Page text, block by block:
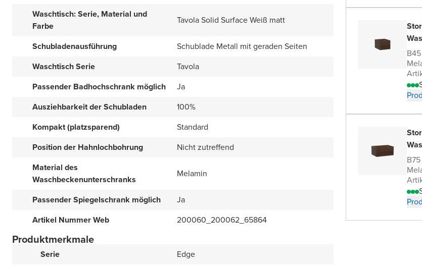
Waschtisch: Serie, Material und
Farbe
Tavola Solid Surface Weiß matt
Schubladenausführung
Schublade Metall mit geraden Seiten
Waschtisch Serie
Tavola
Passender Badhochschrank möglich
Ja
Ausziehbarkeit der Schubladen
100%
Kompakt (platzsparend)
Standard
Position der Hahnlochbohrung
Nicht zutreffend
Material des
Waschbeckenunterschranks
Melamin
Passender Spiegelschrank möglich
Ja
Artikel Nummer Web
200060_200062_65864
Produktmerkmale
Serie
Edge